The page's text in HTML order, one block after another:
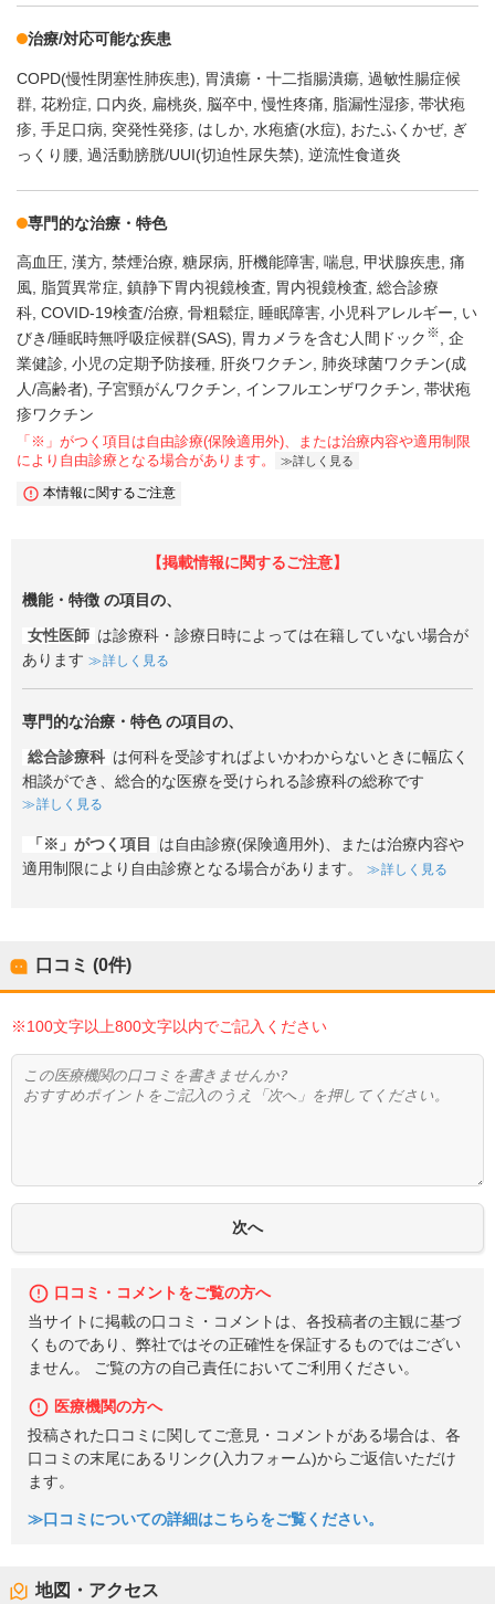
治療/対応可能な疾患
COPD(慢性閉塞性肺疾患) 胃潰瘍・十二指腸潰瘍 過敏性腸症候
群 花粉症 口内炎 扁桃炎 脳卒中 慢性疼痛 脂漏性湿疹 帯状疱
疹 手足口病 突発性発疹 はしか 水疱瘡(水痘) おたふくかぜ
ぎ
っくり腰 過活動膀胱/UUI(切迫性尿失禁) 逆流性食道炎
専門的な治療・特色
高血圧 漢方 禁煙治療 糖尿病 肝機能障害 喘息 甲状腺疾患 痛
風
脂質異常症 鎮静下胃内視鏡検査 胃内視鏡検査 総合診療
科 COVID-19検査/治療 骨粗鬆症 睡眠障害 小児科アレルギー
い
びき/睡眠時無呼吸症候群(SAS)
胃カメラを含む人間ドック ※
企
業健診 小児の定期予防接種 肝炎ワクチン
肺炎球菌ワクチン(成
人/高齢者) 子宮頸がんワクチン インフルエンザワクチン 帯状疱
疹ワクチン
「※」がつく項目は自由診療(保険適用外)、または治療内容や適用制限
により自由診療となる場合があります。
詳しく見る
本情報に関するご注意
【掲載情報に関するご注意】
機能・特徴 の項目の、
女性医師 は診療科・診療日時によっては在籍していない場合が
あります
詳しく見る
専門的な治療・特色の項目の、
総合診療科 は何科を受診すればよいかわからないときに幅広く
相談ができ、総合的な医療を受けられる診療科の総称です
詳しく見る
「※」がつく項目
は自由診療(保険適用外)、または治療内容や
適用制限により自由診療となる場合があります。
詳しく見る
口コミ (0件)
※100文字以上800文字以内でご記入ください
口コミ・コメントをご覧の方へ
当サイトに掲載の口コミ・コメントは、各投稿者の主観に基づ
くものであり、弊社ではその正確性を保証するものではござい
ません。 ご覧の方の自己責任においてご利用ください。
医療機関の方へ
投稿された口コミに関してご意見・コメントがある場合は、各
口コミの末尾にあるリンク(入力フォーム)からご返信いただけ
ます。
≫口コミについての詳細はこちらをご覧ください。
地図・アクセス